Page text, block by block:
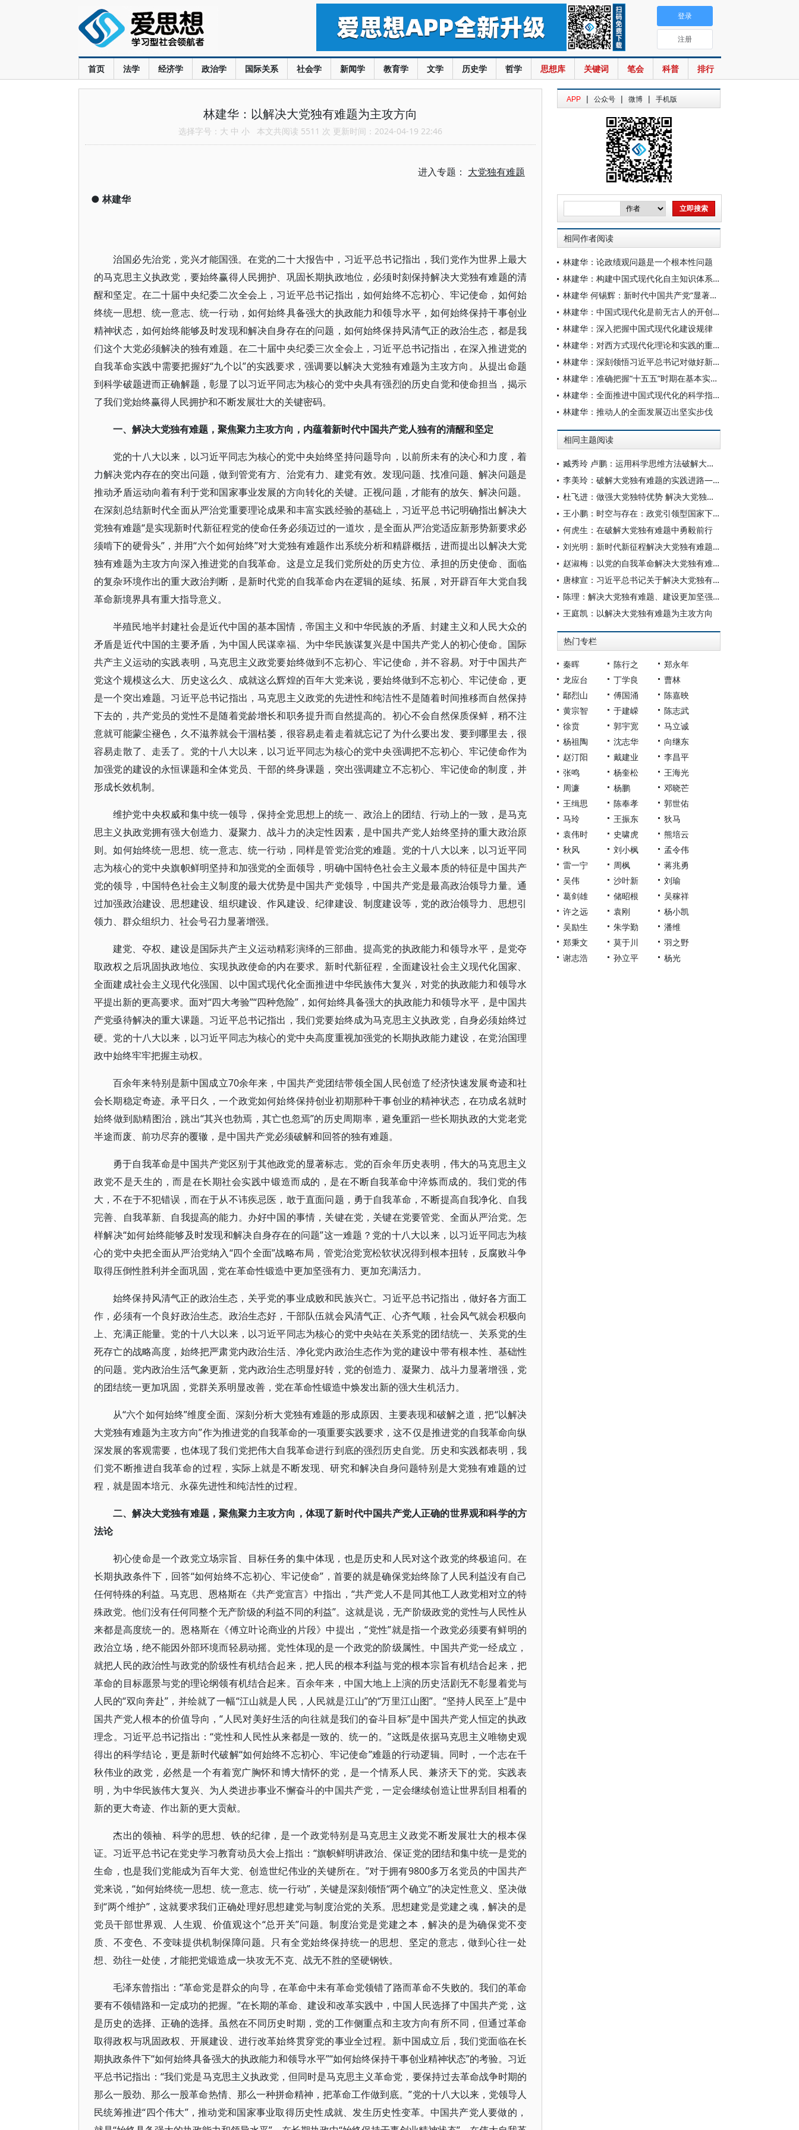
首页 法学 经济学 政治学 国际关系 社会学 新闻学 教育学 文学 历史学 哲学 思想库 关键词 笔会 科普 排行
登录
注册
林建华：以解决大党独有难题为主攻方向
选择字号： 大 中 小 本文共阅读 5511 次 更新时间：2024-04-19 22:46
进入专题： 大党独有难题
●林建华
治国必先治党，党兴才能国强。在党的二十大报告中，习近平总书记指出，我们党作为世界上最大
的马克思主义执政党，要始终赢得人民拥护、巩固长期执政地位，必须时刻保持解决大党独有难题的清
醒和坚定。在二十届中央纪委二次全会上，习近平总书记指出，如何始终不忘初心、牢记使命，如何始
终统一思想、统一意志、统一行动，如何始终具备强大的执政能力和领导水平，如何始终保持干事创业
精神状态，如何始终能够及时发现和解决自身存在的问题，如何始终保持风清气正的政治生态，都是我
们这个大党必须解决的独有难题。在二十届中央纪委三次全会上，习近平总书记指出，在深入推进党的
自我革命实践中需要把握好“九个以”的实践要求，强调要以解决大党独有难题为主攻方向。从提出命题
到科学破题进而正确解题，彰显了以习近平同志为核心的党中央具有强烈的历史自觉和使命担当，揭示
了我们党始终赢得人民拥护和不断发展壮大的关键密码。
一、解决大党独有难题，聚焦聚力主攻方向，内蕴着新时代中国共产党人独有的清醒和坚定
党的十八大以来，以习近平同志为核心的党中央始终坚持问题导向，以前所未有的决心和力度，着
力解决党内存在的突出问题，做到管党有方、治党有力、建党有效。发现问题、找准问题、解决问题是
推动矛盾运动向着有利于党和国家事业发展的方向转化的关键。正视问题，才能有的放矢、解决问题。
在深刻总结新时代全面从严治党重要理论成果和丰富实践经验的基础上，习近平总书记明确指出解决大
党独有难题“是实现新时代新征程党的使命任务必须迈过的一道坎，是全面从严治党适应新形势新要求必
须啃下的硬骨头”，并用“六个如何始终”对大党独有难题作出系统分析和精辟概括，进而提出以解决大党
独有难题为主攻方向深入推进党的自我革命。这是立足我们党所处的历史方位、承担的历史使命、面临
的复杂环境作出的重大政治判断，是新时代党的自我革命内在逻辑的延续、拓展，对开辟百年大党自我
革命新境界具有重大指导意义。
半殖民地半封建社会是近代中国的基本国情，帝国主义和中华民族的矛盾、封建主义和人民大众的
矛盾是近代中国的主要矛盾，为中国人民谋幸福、为中华民族谋复兴是中国共产党人的初心使命。国际
共产主义运动的实践表明，马克思主义政党要始终做到不忘初心、牢记使命，并不容易。对于中国共产
党这个规模这么大、历史这么久、成就这么辉煌的百年大党来说，要始终做到不忘初心、牢记使命，更
是一个突出难题。习近平总书记指出，马克思主义政党的先进性和纯洁性不是随着时间推移而自然保持
下去的，共产党员的党性不是随着党龄增长和职务提升而自然提高的。初心不会自然保质保鲜，稍不注
意就可能蒙尘褪色，久不滋养就会干涸枯萎，很容易走着走着就忘记了为什么要出发、要到哪里去，很
容易走散了、走丢了。党的十八大以来，以习近平同志为核心的党中央强调把不忘初心、牢记使命作为
加强党的建设的永恒课题和全体党员、干部的终身课题，突出强调建立不忘初心、牢记使命的制度，并
形成长效机制。
维护党中央权威和集中统一领导，保持全党思想上的统一、政治上的团结、行动上的一致，是马克
思主义执政党拥有强大创造力、凝聚力、战斗力的决定性因素，是中国共产党人始终坚持的重大政治原
则。如何始终统一思想、统一意志、统一行动，同样是管党治党的难题。党的十八大以来，以习近平同
志为核心的党中央旗帜鲜明坚持和加强党的全面领导，明确中国特色社会主义最本质的特征是中国共产
党的领导，中国特色社会主义制度的最大优势是中国共产党领导，中国共产党是最高政治领导力量。通
过加强政治建设、思想建设、组织建设、作风建设、纪律建设、制度建设等，党的政治领导力、思想引
领力、群众组织力、社会号召力显著增强。
建党、夺权、建设是国际共产主义运动精彩演绎的三部曲。提高党的执政能力和领导水平，是党夺
取政权之后巩固执政地位、实现执政使命的内在要求。新时代新征程，全面建设社会主义现代化国家、
全面建成社会主义现代化强国、以中国式现代化全面推进中华民族伟大复兴，对党的执政能力和领导水
平提出新的更高要求。面对“四大考验”“四种危险”，如何始终具备强大的执政能力和领导水平，是中国共
产党亟待解决的重大课题。习近平总书记指出，我们党要始终成为马克思主义执政党，自身必须始终过
硬。党的十八大以来，以习近平同志为核心的党中央高度重视加强党的长期执政能力建设，在党治国理
政中始终牢牢把握主动权。
百余年来特别是新中国成立70余年来，中国共产党团结带领全国人民创造了经济快速发展奇迹和社
会长期稳定奇迹。承平日久，一个政党如何始终保持创业初期那种干事创业的精神状态，在功成名就时
始终做到励精图治，跳出“其兴也勃焉，其亡也忽焉”的历史周期率，避免重蹈一些长期执政的大党老党
半途而废、前功尽弃的覆辙，是中国共产党必须破解和回答的独有难题。
勇于自我革命是中国共产党区别于其他政党的显著标志。党的百余年历史表明，伟大的马克思主义
政党不是天生的，而是在长期社会实践中锻造而成的，是在不断自我革命中淬炼而成的。我们党的伟
大，不在于不犯错误，而在于从不讳疾忌医，敢于直面问题，勇于自我革命，不断提高自我净化、自我
完善、自我革新、自我提高的能力。办好中国的事情，关键在党，关键在党要管党、全面从严治党。怎
样解决“如何始终能够及时发现和解决自身存在的问题”这一难题？党的十八大以来，以习近平同志为核
心的党中央把全面从严治党纳入“四个全面”战略布局，管党治党宽松软状况得到根本扭转，反腐败斗争
取得压倒性胜利并全面巩固，党在革命性锻造中更加坚强有力、更加充满活力。
始终保持风清气正的政治生态，关乎党的事业成败和民族兴亡。习近平总书记指出，做好各方面工
作，必须有一个良好政治生态。政治生态好，干部队伍就会风清气正、心齐气顺，社会风气就会积极向
上、充满正能量。党的十八大以来，以习近平同志为核心的党中央站在关系党的团结统一、关系党的生
死存亡的战略高度，始终把严肃党内政治生活、净化党内政治生态作为党的建设中带有根本性、基础性
的问题。党内政治生活气象更新，党内政治生态明显好转，党的创造力、凝聚力、战斗力显著增强，党
的团结统一更加巩固，党群关系明显改善，党在革命性锻造中焕发出新的强大生机活力。
从“六个如何始终”维度全面、深刻分析大党独有难题的形成原因、主要表现和破解之道，把“以解决
大党独有难题为主攻方向”作为推进党的自我革命的一项重要实践要求，这不仅是推进党的自我革命向纵
深发展的客观需要，也体现了我们党把伟大自我革命进行到底的强烈历史自觉。历史和实践都表明，我
们党不断推进自我革命的过程，实际上就是不断发现、研究和解决自身问题特别是大党独有难题的过
程，就是固本培元、永葆先进性和纯洁性的过程。
二、解决大党独有难题，聚焦聚力主攻方向，体现了新时代中国共产党人正确的世界观和科学的方
法论
初心使命是一个政党立场宗旨、目标任务的集中体现，也是历史和人民对这个政党的终极追问。在
长期执政条件下，回答“如何始终不忘初心、牢记使命”，首要的就是确保党始终除了人民利益没有自己
任何特殊的利益。马克思、恩格斯在《共产党宣言》中指出，“共产党人不是同其他工人政党相对立的特
殊政党。他们没有任何同整个无产阶级的利益不同的利益”。这就是说，无产阶级政党的党性与人民性从
来都是高度统一的。恩格斯在《傅立叶论商业的片段》中提出，“党性”就是指一个政党必须要有鲜明的
政治立场，绝不能因外部环境而轻易动摇。党性体现的是一个政党的阶级属性。中国共产党一经成立，
就把人民的政治性与政党的阶级性有机结合起来，把人民的根本利益与党的根本宗旨有机结合起来，把
革命的目标愿景与党的理论纲领有机结合起来。百余年来，中国大地上上演的历史活剧无不彰显着党与
人民的“双向奔赴”，并绘就了一幅“江山就是人民，人民就是江山”的“万里江山图”。“坚持人民至上”是中
国共产党人根本的价值导向，“人民对美好生活的向往就是我们的奋斗目标”是中国共产党人恒定的执政
理念。习近平总书记指出：“党性和人民性从来都是一致的、统一的。”这既是依据马克思主义唯物史观
得出的科学结论，更是新时代破解“如何始终不忘初心、牢记使命”难题的行动逻辑。同时，一个志在千
秋伟业的政党，必然是一个有着宽广胸怀和博大情怀的党，是一个情系人民、兼济天下的党。实践表
明，为中华民族伟大复兴、为人类进步事业不懈奋斗的中国共产党，一定会继续创造让世界刮目相看的
新的更大奇迹、作出新的更大贡献。
杰出的领袖、科学的思想、铁的纪律，是一个政党特别是马克思主义政党不断发展壮大的根本保
证。习近平总书记在党史学习教育动员大会上指出：“旗帜鲜明讲政治、保证党的团结和集中统一是党的
生命，也是我们党能成为百年大党、创造世纪伟业的关键所在。”对于拥有9800多万名党员的中国共产
党来说，“如何始终统一思想、统一意志、统一行动”，关键是深刻领悟“两个确立”的决定性意义、坚决做
到“两个维护”，这就要求我们正确处理好思想建党与制度治党的关系。思想建党是党建之魂，解决的是
党员干部世界观、人生观、价值观这个“总开关”问题。制度治党是党建之本，解决的是为确保党不变
质、不变色、不变味提供机制保障问题。只有全党始终保持统一的思想、坚定的意志，做到心往一处
想、劲往一处使，才能把党锻造成一块攻无不克、战无不胜的坚硬钢铁。
毛泽东曾指出：“革命党是群众的向导，在革命中未有革命党领错了路而革命不失败的。我们的革命
要有不领错路和一定成功的把握。”在长期的革命、建设和改革实践中，中国人民选择了中国共产党，这
是历史的选择、正确的选择。虽然在不同历史时期，党的工作侧重点和主攻方向有所不同，但通过革命
取得政权与巩固政权、开展建设、进行改革始终贯穿党的事业全过程。新中国成立后，我们党面临在长
期执政条件下“如何始终具备强大的执政能力和领导水平”“如何始终保持干事创业精神状态”的考验。习近
平总书记指出：“我们党是马克思主义执政党，但同时是马克思主义革命党，要保持过去革命战争时期的
那么一股劲、那么一股革命热情、那么一种拼命精神，把革命工作做到底。”党的十八大以来，党领导人
民统筹推进“四个伟大”，推动党和国家事业取得历史性成就、发生历史性变革。中国共产党人要做的，
APP | 公众号 | 微博 | 手机版
相同作者阅读
林建华：论政绩观问题是一个根本性问题
林建华：构建中国式现代化自主知识体系的理路和进路
林建华 何锡辉：新时代中国共产党“显著标志”话语建构及效能
林建华：中国式现代化是前无古人的开创性事业
林建华：深入把握中国式现代化建设规律
林建华：对西方式现代化理论和实践的重大超越——《论中国式现代化》读后
林建华：深刻领悟习近平总书记对做好新形势下经济工作的新认识
林建华：准确把握“十五五”时期在基本实现社会主义现代化进程中的重要地位
林建华：全面推进中国式现代化的科学指引
林建华：推动人的全面发展迈出坚实步伐
相同主题阅读
臧秀玲 卢鹏：运用科学思维方法破解大党独有难题
李美玲：破解大党独有难题的实践进路——基于党的自我革命范式的分析阐释
杜飞进：做强大党独特优势 解决大党独有难题
王小鹏：时空与存在：政党引领型国家下大党独有难题的系统分析
何虎生：在破解大党独有难题中勇毅前行
刘光明：新时代新征程解决大党独有难题探析
赵淑梅：以党的自我革命解决大党独有难题：基本思路和主要任务
唐棣宣：习近平总书记关于解决大党独有难题的重要论述探析
陈理：解决大党独有难题、建设更加坚强有力的马克思主义政党的必然要求
王庭凯：以解决大党独有难题为主攻方向
热门专栏
秦晖 陈行之
郑永年
龙应台
丁学良
曹林
鄢烈山
傅国涌
陈嘉映
黄宗智
于建嵘
陈志武
徐贲
郭宇宽
马立诚
杨祖陶
沈志华
向继东
赵汀阳
戴建业
李昌平
张鸣
杨奎松
王海光
周濂
杨鹏
邓晓芒
王缉思
陈奉孝
郭世佑
马玲
王振东
狄马
袁伟时
史啸虎
熊培云
秋风
刘小枫
孟令伟
雷一宁
周枫
蒋兆勇
吴伟
沙叶新
刘瑜
葛剑雄
储昭根
吴稼祥
许之远
袁刚
杨小凯
吴励生
朱学勤
潘维
郑秉文
莫于川
羽之野
谢志浩
孙立平 杨光